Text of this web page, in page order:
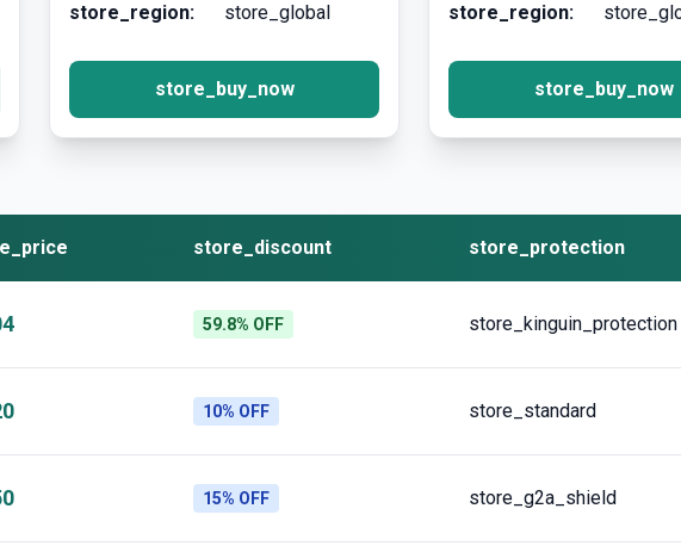
store_region:
store_global
store_buy_now
store_region:
store_buy_now
store_discount store_protection
59.8% OFF store_kinguin_protection
10% OFF store_standard
15% OFF store_g2a_shield